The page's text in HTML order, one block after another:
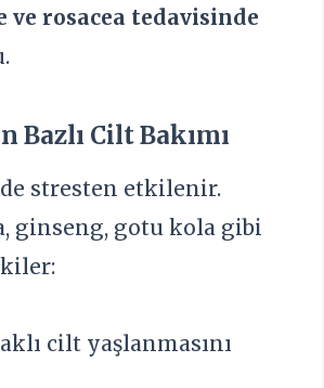
ve rosacea tedavisinde
Bazlı Cilt Bakımı
stresten etkilenir.
ginseng, gotu kola gibi
cilt yaşlanmasını